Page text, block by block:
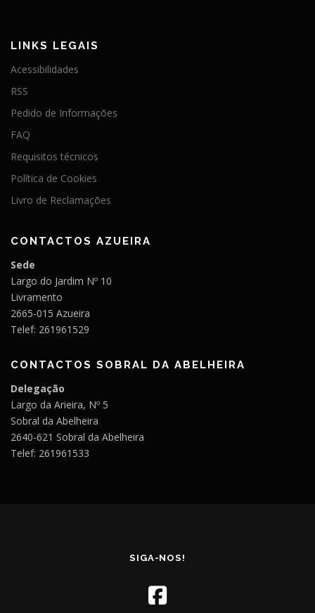
LINKS LEGAIS
Acessibilidades
RSS
Pedido de Informações
FAQ
Requisitos técnicos
Política de Cookies
Livro de Reclamações
CONTACTOS AZUEIRA
Sede
Largo do Jardim Nº 10
Livramento
2665-015 Azueira
Telef: 261961529
CONTACTOS SOBRAL DA ABELHEIRA
Delegação
Largo da Arieira, Nº 5
Sobral da Abelheira
2640-621 Sobral da Abelheira
Telef: 261961533
SIGA-NOS!